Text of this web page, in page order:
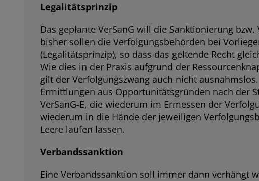
Legalitätsprinzip
Das geplante VerSanG will die Sanktionierung
bisher sollen die Verfolgungsbehörden bei
(Legalitätsprinzip), so dass das geltende Recht
Wie dies in der Praxis aufgrund der
gilt der Verfolgungszwang auch nicht
Ermittlungen aus Opportunitätsgründen nach der
VerSanG-E, die wiederum im Ermessen der
wiederum in die Hände der jeweiligen
Leere laufen lassen.
Verbandssanktion
Eine Verbandssanktion soll immer dann verhängt